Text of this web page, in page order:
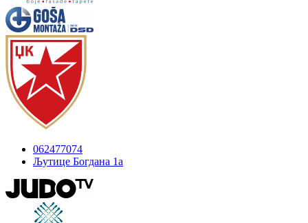
062477074
Љутице Богдана 1а